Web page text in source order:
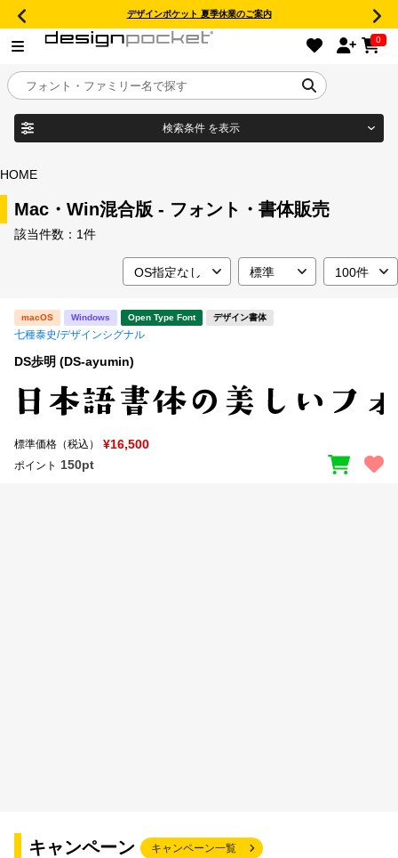
デザインポケット 夏季休業のご案内
0
目的別フォントガイド
キャンペーン一覧
新着一覧
検索条件 を表示
商品名
フォント形式
タイプフェイス
明朝体
角ゴシック
丸ゴシック
文字種類
HOME
Mac・Win混合版 - フォント・書体販売
該当件数： 1件
macOS Windows Open Type Font デザイン書体
七種泰史/デザインシグナル
DS歩明 (DS-ayumin)
標準価格（税込） ¥16,500
ポイント 150pt
キャンペーン キャンペーン一覧